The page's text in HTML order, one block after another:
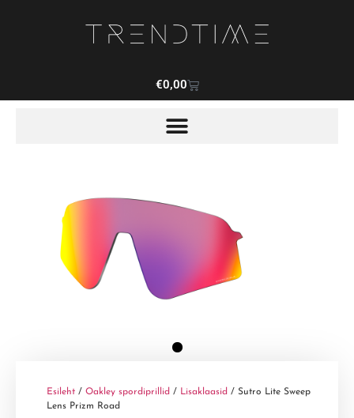
€0,00
Esileht / Oakley spordiprillid / Lisaklaasid / Sutro Lite Sweep
Lens Prizm Road